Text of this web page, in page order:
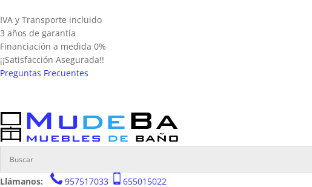
IVA y Transporte incluido
3 años de garantía
Financiación a medida 0%
¡¡Satisfacción Asegurada!!
Preguntas Frecuentes
Llámanos: 957517033
655015022